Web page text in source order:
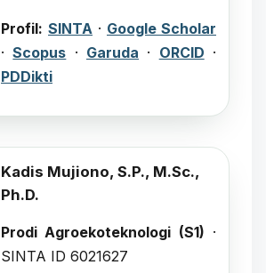
Profil: SINTA · Google Scholar
·Scopus · Garuda · ORCID ·
PDDikti
Kadis Mujiono, S.P., M.Sc.,
Ph.D.
Prodi Agroekoteknologi (S1) ·
SINTA ID 6021627